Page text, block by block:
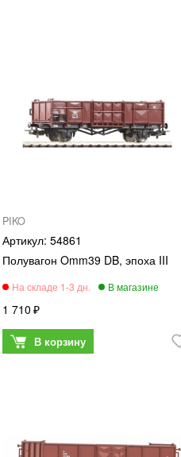
PIKO
54861
Полувагон Omm39 DB, эпоха III
1 710